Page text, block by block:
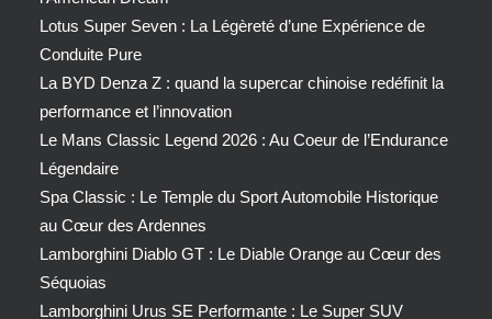
Lotus Super Seven : La Légèreté d’une Expérience de
Conduite Pure
La BYD Denza Z : quand la supercar chinoise redéfinit la
performance et l’innovation
Le Mans Classic Legend 2026 : Au Coeur de l’Endurance
Légendaire
Spa Classic : Le Temple du Sport Automobile Historique
au Cœur des Ardennes
Lamborghini Diablo GT : Le Diable Orange au Cœur des
Séquoias
Lamborghini Urus SE Performante : Le Super SUV